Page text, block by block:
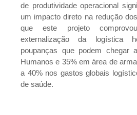
de produtividade operacional
um impacto direto na redução
que este projeto
externalização da logística
poupanças que podem chegar
Humanos e 35% em área de
a 40% nos gastos globais
de saúde.